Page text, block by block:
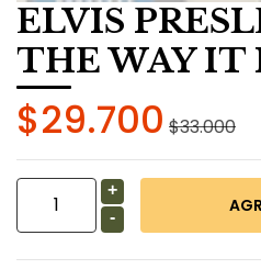
ELVIS
THE WAY IT
$29.700 $33.000
+
-